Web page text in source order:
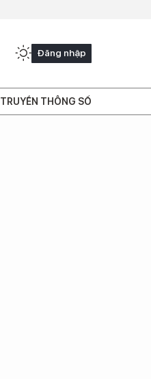
Đăng nhập
TRUYỀN THÔNG SỐ